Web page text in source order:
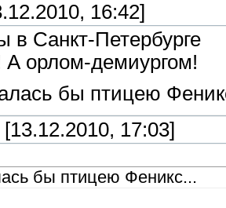
16:42]
в Санкт-Петербурге
орлом-демиургом!
бы птицею
[13.12.2010, 17:03]
бы птицею Феникс...